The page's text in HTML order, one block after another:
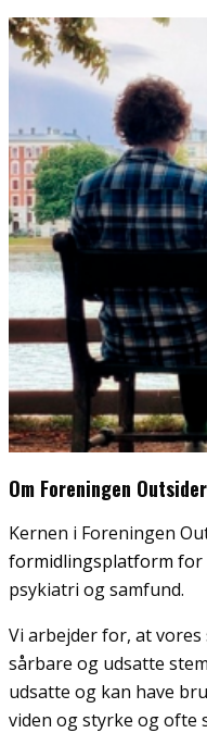
Om Foreningen
Kernen i Foreningen
formidlingsplatform for
psykiatri og samfund.
Vi arbejder for, at
sårbare og udsatte
udsatte og kan have
viden og styrke og ofte